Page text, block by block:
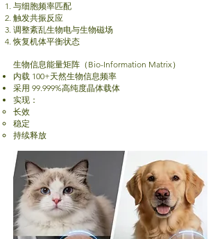
与细胞频率匹配
触发共振反应
调整紊乱生物电与生物磁场
恢复机体平衡状态
生物信息能量矩阵（Bio-Information Matrix）
内载 100+天然生物信息频率
采用 99.999%高纯度晶体载体
实现：
长效
稳定
持续释放